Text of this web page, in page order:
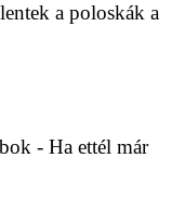
a poloskák a
- Ha ettél már